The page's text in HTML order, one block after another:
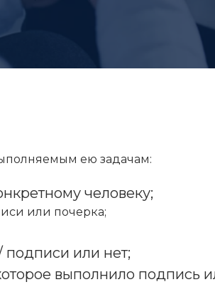
ею задачам:
человеку;
или почерка;
или нет;
выполнило подпись